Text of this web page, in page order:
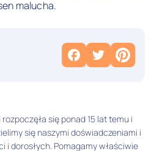
malucha.
się ponad 15 lat temu i
się naszymi doświadczeniami i
i dorosłych. Pomagamy właściwie